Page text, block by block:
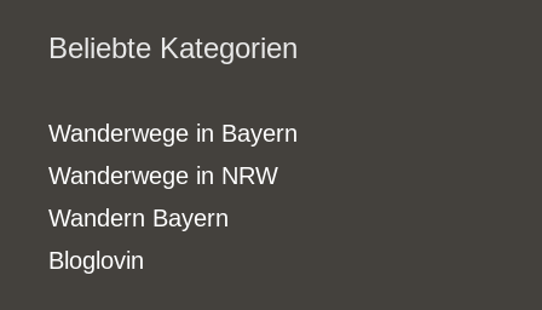
Beliebte Kategorien
Wanderwege in Bayern
Wanderwege in NRW
Wandern Bayern
Bloglovin